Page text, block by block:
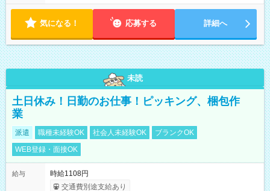
気になる！ 応募する 詳細へ
未読
土日休み！日勤のお仕事！ピッキング、梱包作
業
派遣 職種未経験OK 社会人未経験OK
ブランクOK
WEB登録・面接OK
給与
時給1108円
交通費別途支給あり